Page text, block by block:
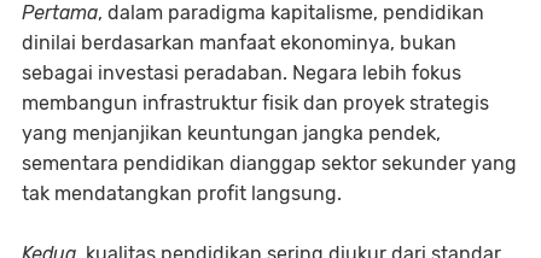
Pertama, dalam paradigma kapitalisme, pendidikan
dinilai berdasarkan manfaat ekonominya, bukan
sebagai investasi peradaban. Negara lebih fokus
membangun infrastruktur fisik dan proyek strategis
yang menjanjikan keuntungan jangka pendek,
sementara pendidikan dianggap sektor sekunder yang
tak mendatangkan profit langsung.